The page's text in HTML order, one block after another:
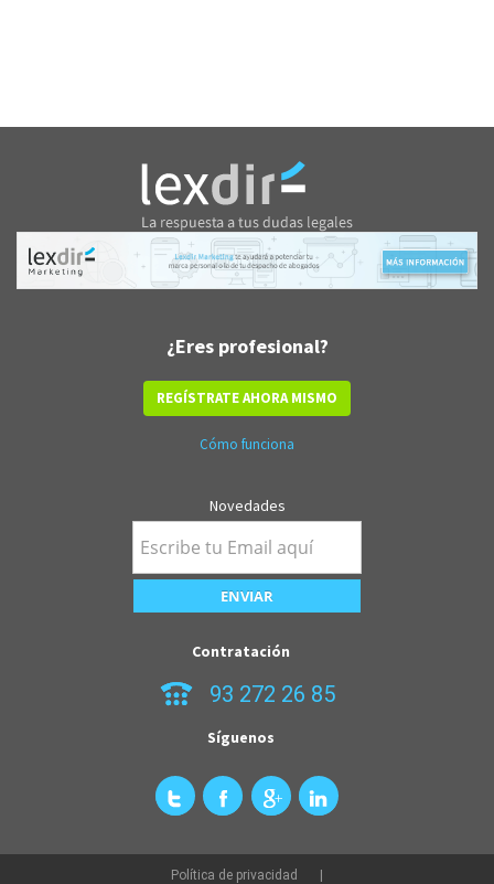
¿Eres profesional?
REGÍSTRATE AHORA MISMO
Cómo funciona
Novedades
Contratación
93 272 26 85
Síguenos
Política de privacidad